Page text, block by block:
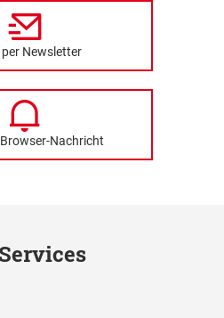
per Newsletter
Nachricht